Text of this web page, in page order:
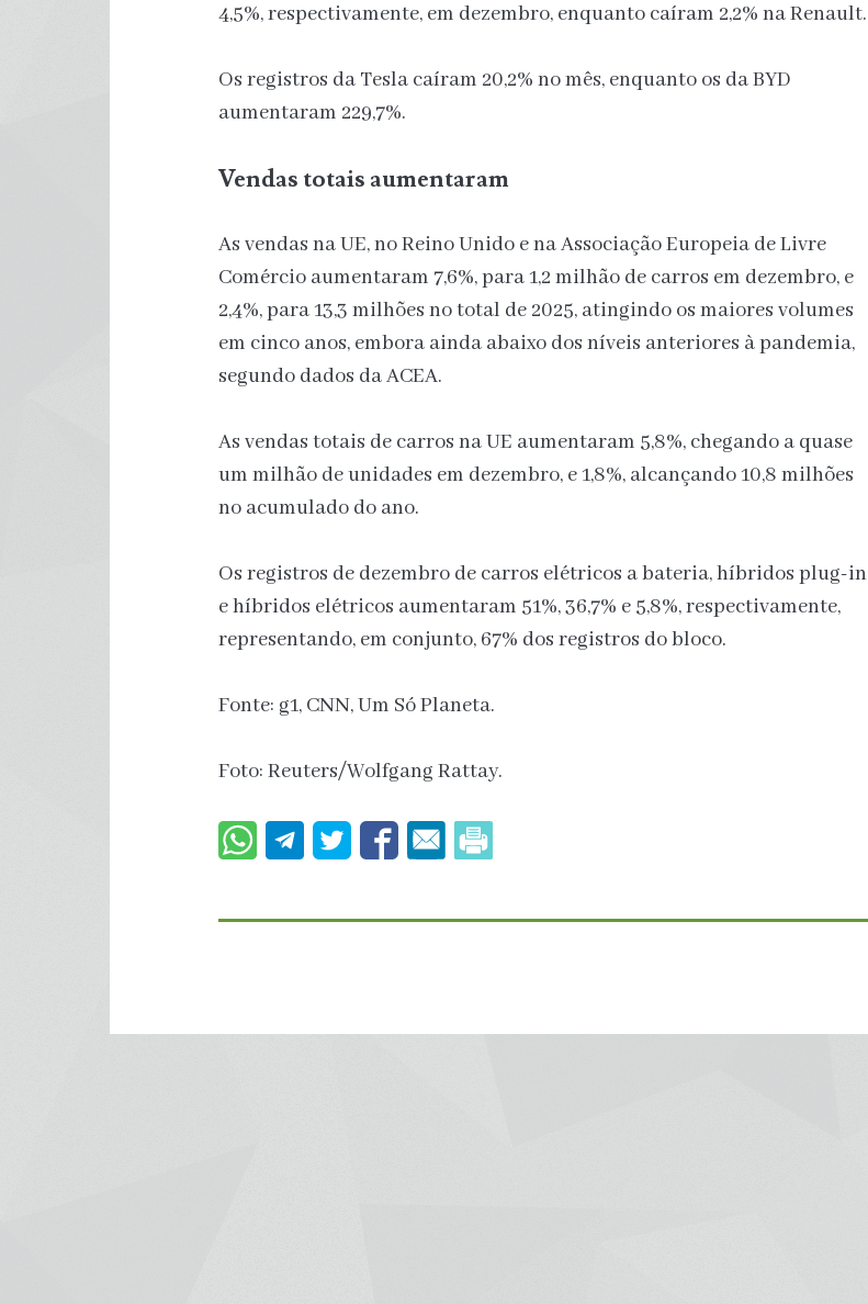
4,5%, respectivamente, em dezembro, enquanto caíram 2,2% na Renault.
Os registros da Tesla caíram 20,2% no mês, enquanto os da BYD
aumentaram 229,7%.
Vendas totais aumentaram
As vendas na UE, no Reino Unido e na Associação Europeia de Livre
Comércio aumentaram 7,6%, para 1,2 milhão de carros em dezembro, e
2,4%, para 13,3 milhões no total de 2025, atingindo os maiores volumes
em cinco anos, embora ainda abaixo dos níveis anteriores à pandemia,
segundo dados da ACEA.
As vendas totais de carros na UE aumentaram 5,8%, chegando a quase
um milhão de unidades em dezembro, e 1,8%, alcançando 10,8 milhões
no acumulado do ano.
Os registros de dezembro de carros elétricos a bateria, híbridos plug-in
e híbridos elétricos aumentaram 51%, 36,7% e 5,8%, respectivamente,
representando, em conjunto, 67% dos registros do bloco.
Fonte: g1, CNN, Um Só Planeta.
Foto: Reuters/Wolfgang Rattay.